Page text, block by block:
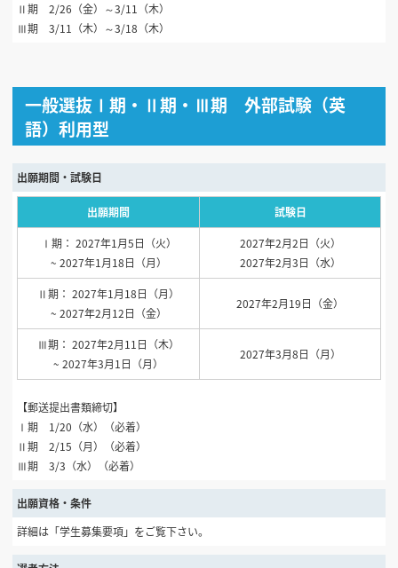
Ⅱ期 2/26（金）～3/11（木）
Ⅲ期 3/11（木）～3/18（木）
一般選抜Ⅰ期・Ⅱ期・Ⅲ期 外部試験（英
語）利用型
出願期間・試験日
出願期間 試験日
Ⅰ期： 2027年1月5日（火）
~ 2027年1月18日（月）
2027年2月2日（火）
2027年2月3日（水）
Ⅱ期： 2027年1月18日（月）
~ 2027年2月12日（金）
2027年2月19日（金）
Ⅲ期： 2027年2月11日（木）
~ 2027年3月1日（月）
2027年3月8日（月）
【郵送提出書類締切】
Ⅰ期 1/20（水）（必着）
Ⅱ期 2/15（月）（必着）
Ⅲ期 3/3（水）（必着）
出願資格・条件
詳細は「学生募集要項」をご覧下さい。